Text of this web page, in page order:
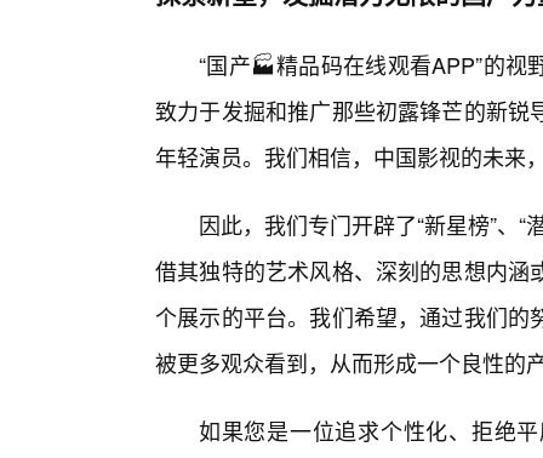
“国产🏭精品码在线观看APP”的
致力于发掘和推广那些初露锋芒的新
年轻演员。我们相信，中国影视的未来
因此，我们专门开辟了“新星榜”、
借其独特的艺术风格、深刻的思想内
个展示的平台。我们希望，通过我们
被更多观众看到，从而形成一个良性的
如果您是一位追求个性化、拒绝